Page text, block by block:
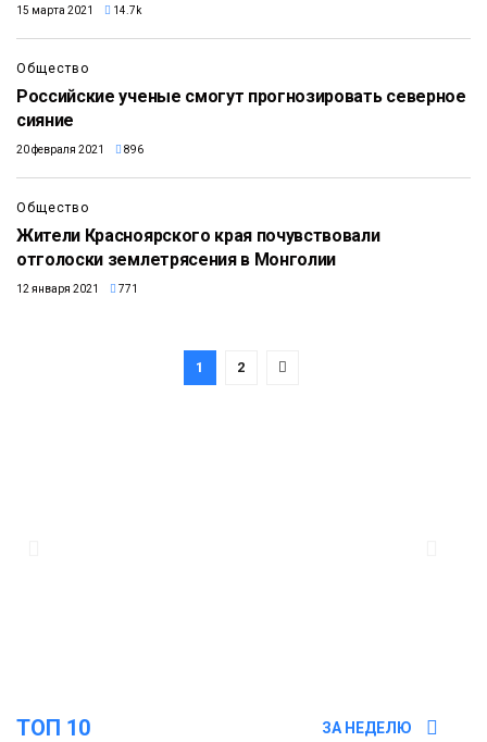
15 марта 2021 14.7k
Общество
Российские ученые смогут прогнозировать северное
сияние
20 февраля 2021 896
Общество
Жители Красноярского края почувствовали
отголоски землетрясения в Монголии
12 января 2021 771
1 2
ТОП 10 ЗА НЕДЕЛЮ